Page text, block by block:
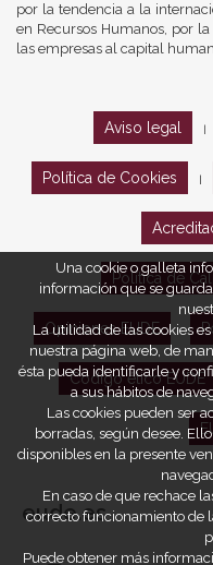
por la tendencia a la
en Recursos Humanos, por
las empresas al capital
Aviso legal
Política de Cookies
Política de
Opiniones EUDE
Código ético EUDE
eude.es
Una cookie o galleta
información que se
La utilidad de las cookies
nuestra página web, de
ésta pueda identificarle y
a sus hábitos de
Las cookies pueden ser
borradas, según desee.
disponibles en la presente
En caso de que rechace
correcto funcionamiento de
Puede obtener más